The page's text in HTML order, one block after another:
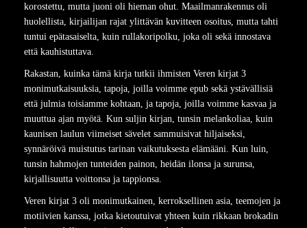
korostettu, mutta juoni oli hieman ohut. Maailmanrakennus oli
huolellista, kirjailijan rajat ylittävän kuvitteen osoitus, mutta tahti
tuntui epätasaiselta, kuin rullakoripolku, joka oli sekä innostava
että kauhistuttava.
Rakastan, kuinka tämä kirja tutkii ihmisten Veren kirjat 3
monimutkaisuuksia, tapoja, joilla voimme epub sekä ystävällisiä
että julmia toisiamme kohtaan, ja tapoja, joilla voimme kasvaa ja
muuttua ajan myötä. Kun suljin kirjan, tunsin melankoliaa, kuin
kaunisen laulun viimeiset sävelet sammuisivat hiljaiseksi,
synnäröivä muistutus tarinan vaikutuksesta elämääni. Kun luin,
tunsin hahmojen tunteiden painon, heidän ilonsa ja surunsa,
kirjallisuutta voittonsa ja tappionsa.
Veren kirjat 3 oli monimutkainen, kerroksellinen asia, teemojen ja
motiivien kanssa, jotka kietoutuivat yhteen kuin rikkaan brokadin